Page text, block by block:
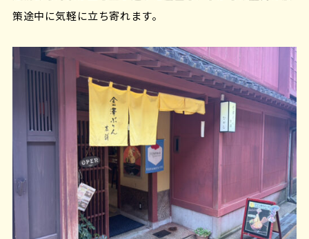
策途中に気軽に立ち寄れます。